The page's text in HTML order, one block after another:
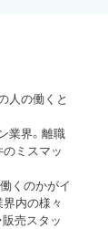
人の働くと
業界。離職
ミスマッ
働くのかがイ
内の様々
販売スタッ